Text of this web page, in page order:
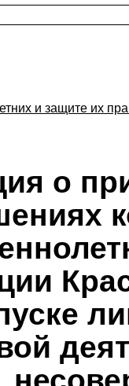
и защите их
о